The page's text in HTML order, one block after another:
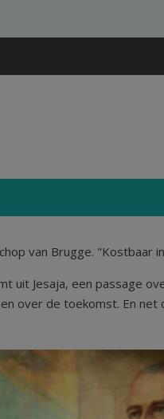
van Brugge. "Kostbaar
uit Jesaja, een passage
over de toekomst. En